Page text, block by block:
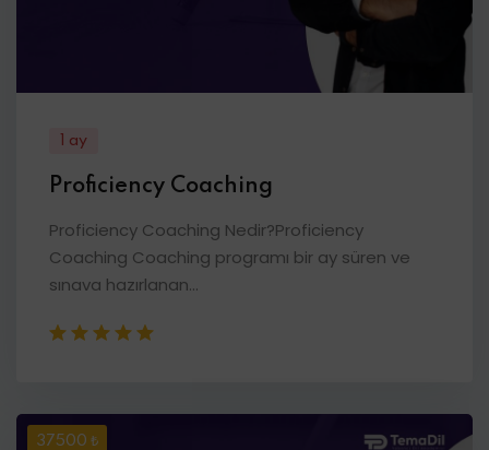
1 ay
Proficiency Coaching
Proficiency Coaching Nedir?Proficiency
Coaching Coaching programı bir ay süren ve
sınava hazırlanan...
37500 ₺